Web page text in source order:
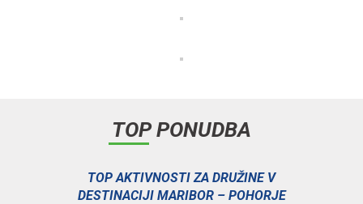
TOP PONUDBA
TOP AKTIVNOSTI ZA DRUŽINE V
DESTINACIJI MARIBOR – POHORJE